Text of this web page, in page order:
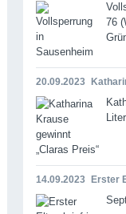
76
20.09.2023
14.09.2023 Erster